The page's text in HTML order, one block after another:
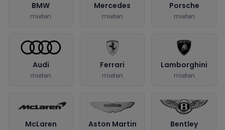
BMW
mieten
Mercedes
mieten
Porsche
mieten
Audi
mieten
Ferrari
mieten
Lamborghini
mieten
McLaren Aston Martin Bentley